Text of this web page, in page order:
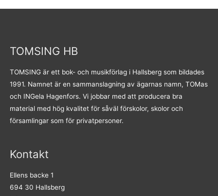
TOMSING HB
TOMSING är ett bok- och musikförlag i Hallsberg som bildades
1991. Namnet är en sammanslagning av ägarnas namn, TOMas
och INGela Hagenfors. Vi jobbar med att producera bra
material med hög kvalitet för såväl förskolor, skolor och
församlingar som för privatpersoner.
Kontakt
Ellens backe 1
694 30 Hallsberg